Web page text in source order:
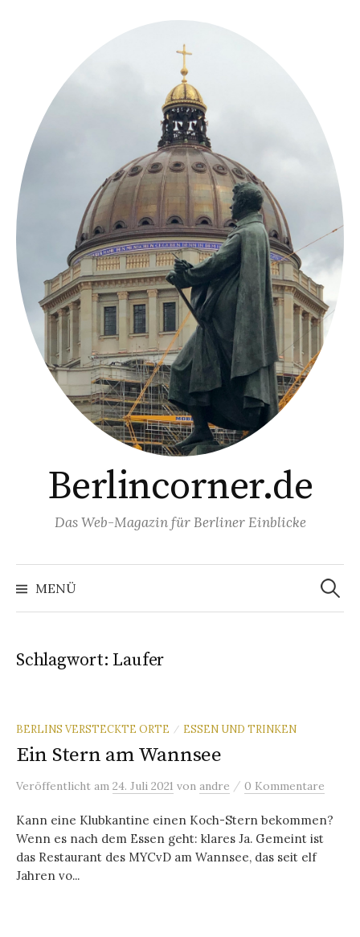
Berlincorner.de
Das Web-Magazin für Berliner Einblicke
MENÜ
Suchen
nach:
Schlagwort: Laufer
BERLINS VERSTECKTE ORTE / ESSEN UND TRINKEN
Ein Stern am Wannsee
Veröffentlicht am 24. Juli 2021 von andre / 0 Kommentare
Kann eine Klubkantine einen Koch-Stern bekommen?
Wenn es nach dem Essen geht: klares Ja. Gemeint ist
das Restaurant des MYCvD am Wannsee, das seit elf
Jahren vo...